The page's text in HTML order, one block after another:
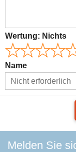
Wertung: Nichts
Name
Melden Sie